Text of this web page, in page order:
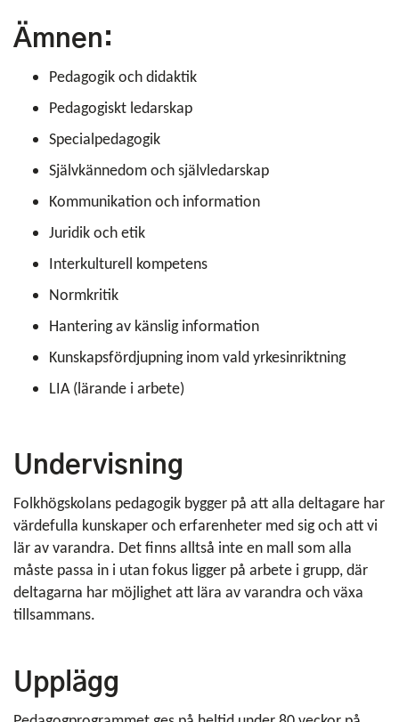
Ämnen:
Pedagogik och didaktik
Pedagogiskt ledarskap
Specialpedagogik
Självkännedom och självledarskap
Kommunikation och information
Juridik och etik
Interkulturell kompetens
Normkritik
Hantering av känslig information
Kunskapsfördjupning inom vald yrkesinriktning
LIA (lärande i arbete)
Undervisning
Folkhögskolans pedagogik bygger på att alla deltagare har
värdefulla kunskaper och erfarenheter med sig och att vi
lär av varandra. Det finns alltså inte en mall som alla
måste passa in i utan fokus ligger på arbete i grupp, där
deltagarna har möjlighet att lära av varandra och växa
tillsammans.
Upplägg